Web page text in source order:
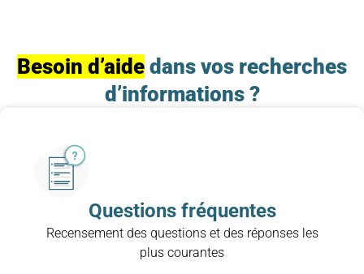
Besoin d’aide dans vos recherches
d’informations ?
Questions fréquentes
Recensement des questions et des réponses les
plus courantes